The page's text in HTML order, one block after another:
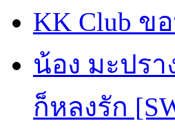
KK Club ข
น้อง มะปร
ก็หลงรัก